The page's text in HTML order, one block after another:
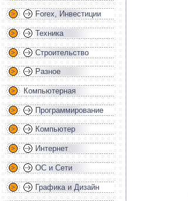
Forex, Инвестиции
Техника
Строительство
Разное
Компьютерная
Программирование
Компьютер
Интернет
ОС и Сети
Графика и Дизайн